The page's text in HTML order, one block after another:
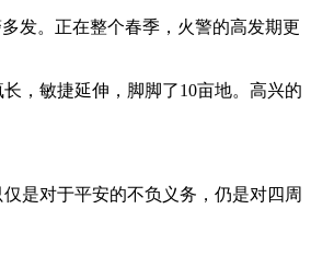
发。正在整个春季，火警的高发期更
，敏捷延伸，脚脚了10亩地。高兴的
是对于平安的不负义务，仍是对四周